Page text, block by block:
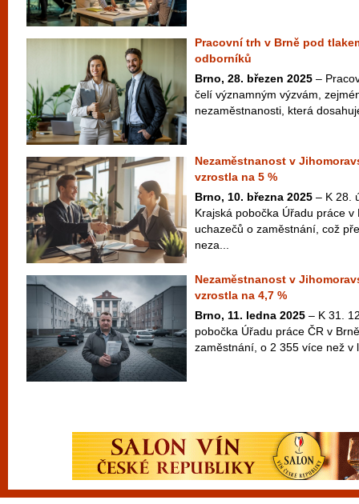
Pracovní trh v Brně pod
odborníků
Brno, 28. březen 2025 –
čelí významným výzvám,
nezaměstnanosti, která
Nezaměstnanost v
vzrostla na 5 %
Brno, 10. března 2025 – K 28.
Krajská pobočka Úřadu práce v
uchazečů o zaměstnání, což
neza...
Nezaměstnanost v
vzrostla na 4,7 %
Brno, 11. ledna 2025 – K 31.
pobočka Úřadu práce ČR v
zaměstnání, o 2 355 více než v